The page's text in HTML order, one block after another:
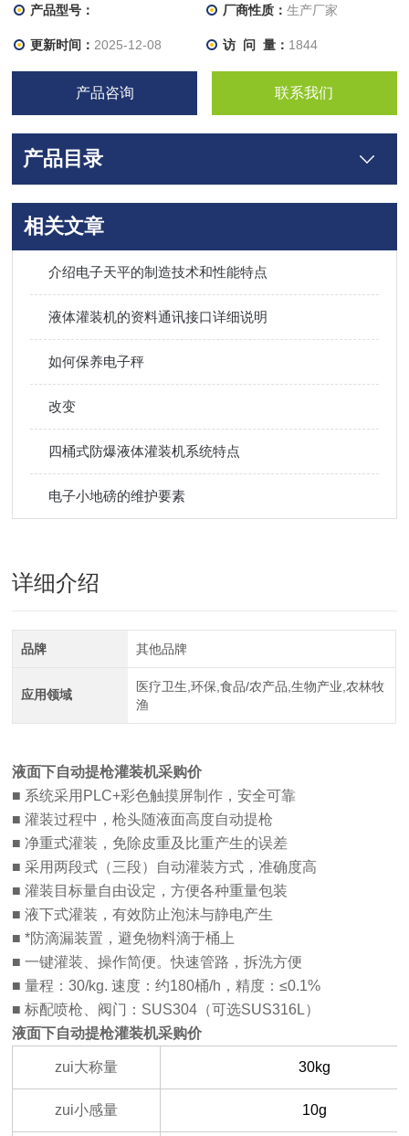
产品型号： 厂商性质： 生产厂家
更新时间： 2025-12-08 访 问 量： 1844
产品咨询 联系我们
产品目录
相关文章
介绍电子天平的制造技术和性能特点
液体灌装机的资料通讯接口详细说明
如何保养电子秤
改变
四桶式防爆液体灌装机系统特点
电子小地磅的维护要素
详细介绍
品牌 其他品牌
应用领域
医疗卫生,环保,食品/农产品,生物产业,农林牧
渔
液面下自动提枪灌装机采购价
■ 系统采用PLC+彩色触摸屏制作，安全可靠
■ 灌装过程中，枪头随液面高度自动提枪
■ 净重式灌装，免除皮重及比重产生的误差
■ 采用两段式（三段）自动灌装方式，准确度高
■ 灌装目标量自由设定，方便各种重量包装
■ 液下式灌装，有效防止泡沫与静电产生
■ *防滴漏装置，避免物料滴于桶上
■ 一键灌装、操作简便。快速管路，拆洗方便
■ 量程：30/kg. 速度：约180桶/h，精度：≤0.1%
■ 标配喷枪、阀门：SUS304（可选SUS316L）
液面下自动提枪灌装机采购价
zui大称量 30kg
zui小感量 10g